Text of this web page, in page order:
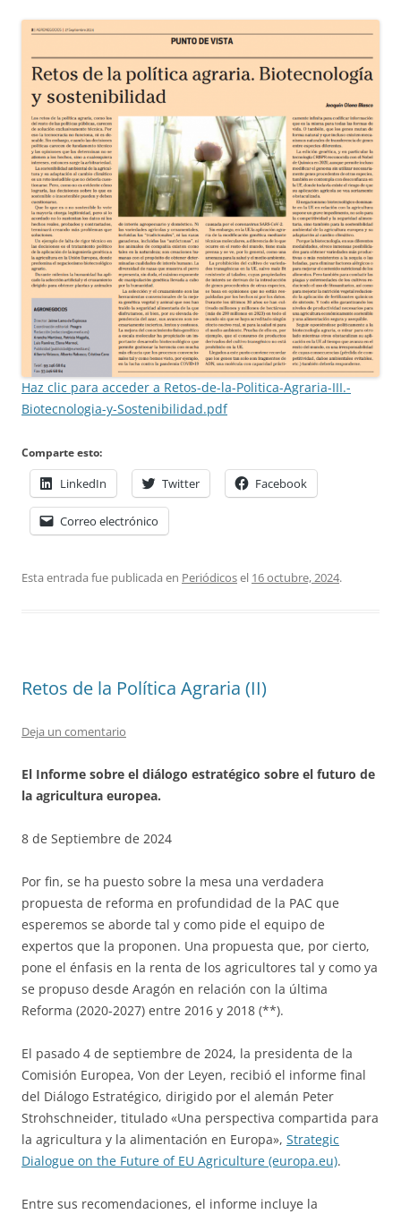
Haz clic para acceder a Retos-de-la-Politica-Agraria-III.-
Biotecnologia-y-Sostenibilidad.pdf
Comparte esto:
LinkedIn Twitter Facebook
Correo electrónico
Esta entrada fue publicada en Periódicosel 16 octubre, 2024.
Retos de la Política Agraria (II)
Deja un comentario
El Informe sobre el diálogo estratégico sobre el futuro de
la agricultura europea.
8 de Septiembre de 2024
Por fin, se ha puesto sobre la mesa una verdadera
propuesta de reforma en profundidad de la PAC que
esperemos se aborde tal y como pide el equipo de
expertos que la proponen. Una propuesta que, por cierto,
pone el énfasis en la renta de los agricultores tal y como ya
se propuso desde Aragón en relación con la última
Reforma (2020-2027) entre 2016 y 2018 (**).
El pasado 4 de septiembre de 2024, la presidenta de la
Comisión Europea, Von der Leyen, recibió el informe final
del Diálogo Estratégico, dirigido por el alemán Peter
Strohschneider, titulado «Una perspectiva compartida para
la agricultura y la alimentación en Europa», Strategic
Dialogue on the Future of EU Agriculture (europa.eu).
Entre sus recomendaciones, el informe incluye la